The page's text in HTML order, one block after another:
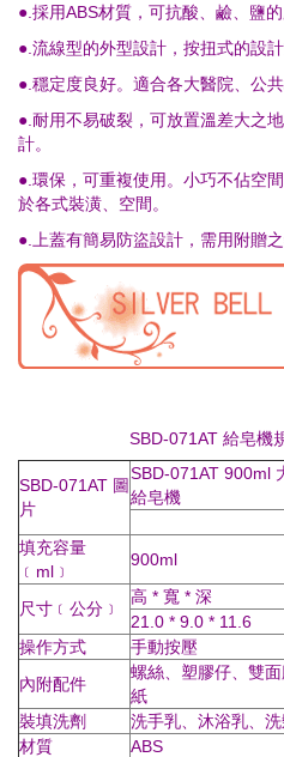
●.採用ABS材質，可抗酸、鹼、鹽的
●.流線型的外型設計，按扭式的設計
●.穩定度良好。適合各大醫院、公共
●.耐用不易破裂，可放置溫差大之
計。
●.環保，可重複使用。小巧不佔空
於各式裝潢、空間。
●.上蓋有簡易防盜設計，需用附贈
SBD-071AT 給皂機
SBD-071AT 圖
片
SBD-071AT 900ml
給皂機
填充容量
﹝ml﹞
900ml
尺寸﹝公分﹞
高 * 寬 * 深
21.0 * 9.0 * 11.6
操作方式
手動按壓
內附配件
螺絲、塑膠仔、雙
紙
裝填洗劑
洗手乳、沐浴乳、
材質
ABS